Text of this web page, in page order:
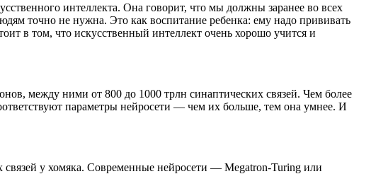
интеллекта. Она говорит, что мы должны заранее во всех
точно не нужна. Это как воспитание ребенка: ему надо прививать
в том, что искусственный интеллект очень хорошо учится и
между ними от 800 до 1000 трлн синаптических связей. Чем более
параметры нейросети — чем их больше, тем она умнее. И
у хомяка. Современные нейросети — Megatron-Turing или